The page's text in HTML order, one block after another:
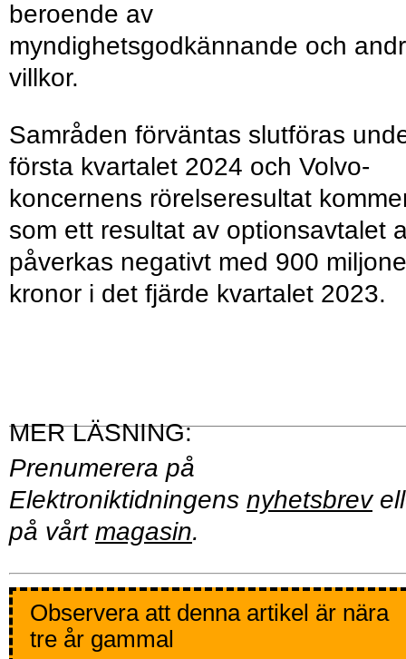
beroende av
myndighetsgodkännande och
villkor.
Samråden förväntas slutföras
första kvartalet 2024 och Volvo-
koncernens rörelseresultat
som ett resultat av optionsavtalet
påverkas negativt med 900
kronor i det fjärde kvartalet 2023.
Prenumerera på
Elektroniktidningens nyhetsbrev
på vårt magasin.
Observera att denna artikel är nära
tre år gammal